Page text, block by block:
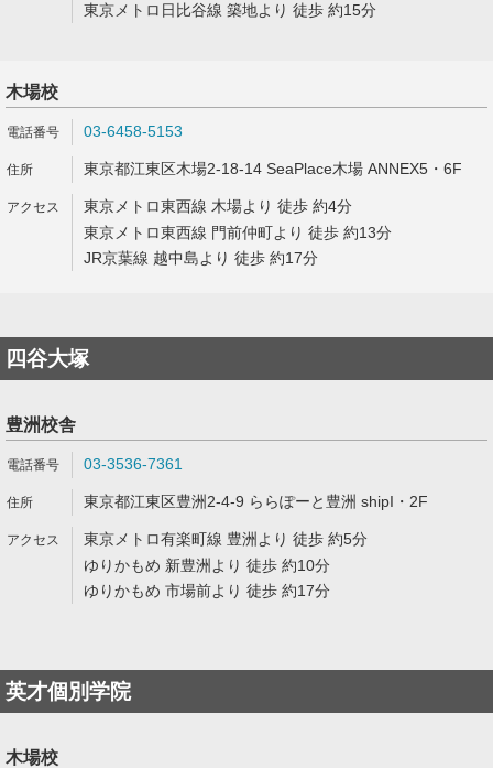
東京メトロ日比谷線 築地より 徒歩 約15分
木場校
03-6458-5153
東京都江東区木場2-18-14 SeaPlace木場 ANNEX5・6F
東京メトロ東西線 木場より 徒歩 約4分
東京メトロ東西線 門前仲町より 徒歩 約13分
JR京葉線 越中島より 徒歩 約17分
四谷大塚
豊洲校舎
03-3536-7361
東京都江東区豊洲2-4-9 ららぽーと豊洲 shipI・2F
東京メトロ有楽町線 豊洲より 徒歩 約5分
ゆりかもめ 新豊洲より 徒歩 約10分
ゆりかもめ 市場前より 徒歩 約17分
英才個別学院
木場校